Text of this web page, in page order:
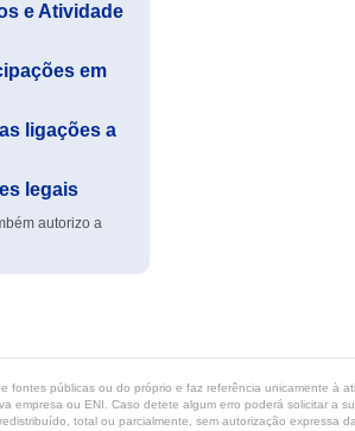
e Atividade
em
ligações a
legais
autorizo a
públicas ou do próprio e faz referência unicamente à
empresa ou ENI. Caso detete algum erro poderá solicitar a
total ou parcialmente, sem autorização expressa